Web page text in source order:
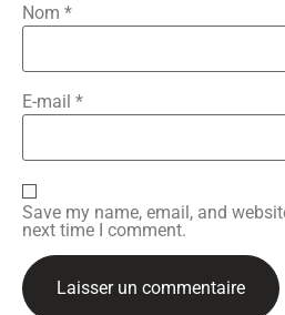
Nom *
E-mail *
Save my name, email, and
next time I comment.